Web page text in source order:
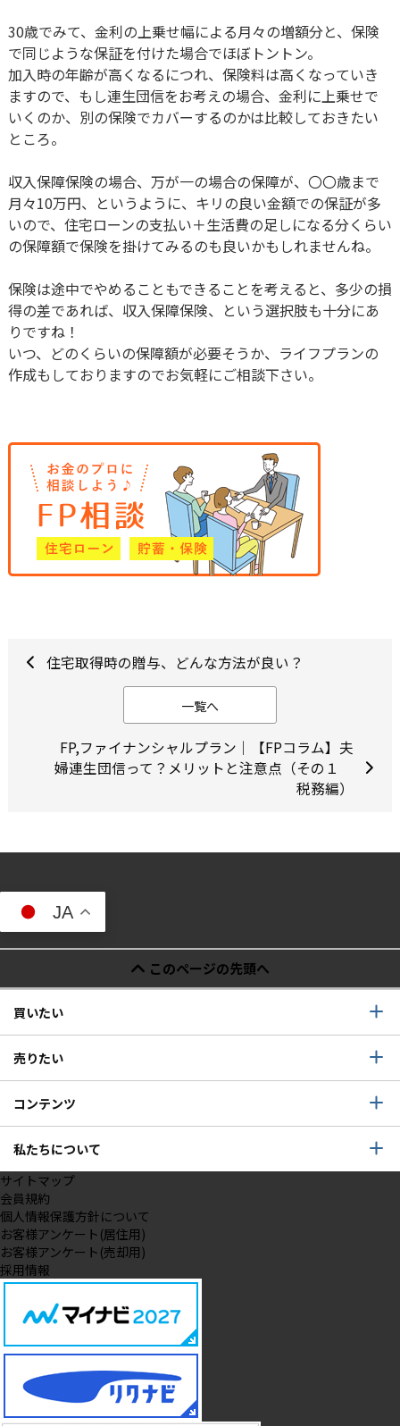
30歳でみて、金利の上乗せ幅による月々の増額分と、保険
で同じような保証を付けた場合でほぼトントン。
加入時の年齢が高くなるにつれ、保険料は高くなっていき
ますので、もし連生団信をお考えの場合、金利に上乗せで
いくのか、別の保険でカバーするのかは比較しておきたい
ところ。
収入保障保険の場合、万が一の場合の保障が、〇〇歳まで
月々10万円、というように、キリの良い金額での保証が多
いので、住宅ローンの支払い＋生活費の足しになる分くらい
の保障額で保険を掛けてみるのも良いかもしれませんね。
保険は途中でやめることもできることを考えると、多少の損
得の差であれば、収入保障保険、という選択肢も十分にあ
りですね！
いつ、どのくらいの保障額が必要そうか、ライフプランの
作成もしておりますのでお気軽にご相談下さい。
住宅取得時の贈与、どんな方法が良い？
一覧へ
FP,ファイナンシャルプラン｜【FPコラム】夫
婦連生団信って？メリットと注意点（その１
税務編）
JA
このページの先頭へ
買いたい
売りたい
コンテンツ
私たちについて
サイトマップ
会員規約
個人情報保護方針について
お客様アンケート(居住用)
お客様アンケート(売却用)
採用情報